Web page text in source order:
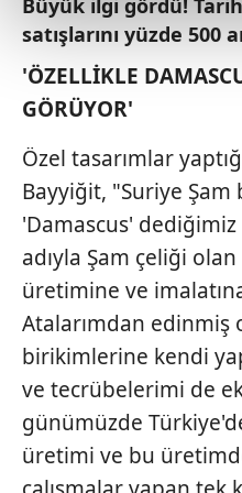
kalemimiz olduğunu sizlere
Her halükârda, kullanıcılar,
takdirde, kullanıcılara hedefli
Sizlere daha iyi bir hizmet
Sitemizde kendimize ve
kullanılmaktadır. Bu
verileriniz işlenmekte olup
toplumu hizmetlerinin
kullanılmaktadır. Diğer
kılınması ve
reklam/pazarlama
sınırlı olarak açık rızanız
Çerezlere ilişkin tercihlerinizi
vasıtasıyla
Büyük ilgi gördü!
satışlarını yüzde 500
'ÖZELLİKLE
GÖRÜYOR'
Özel tasarımlar
Bayyiğit, "Suriye
'Damascus'
adıyla Şam çeliği
üretimine ve
Atalarımdan
birikimlerine kendi
ve tecrübelerimi de
günümüzde
üretimi ve bu